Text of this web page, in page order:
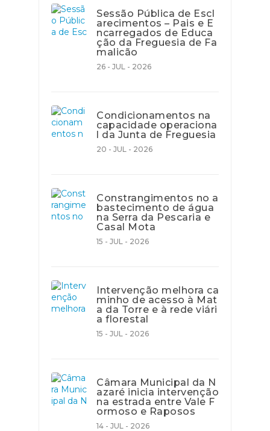
Sessão Pública de Escl
arecimentos – Pais e E
ncarregados de Educa
ção da Freguesia de Fa
malicão
26 - JUL - 2026
Condicionamentos na
capacidade operaciona
l da Junta de Freguesia
20 - JUL - 2026
Constrangimentos no a
bastecimento de água
na Serra da Pescaria e
Casal Mota
15 - JUL - 2026
Intervenção melhora ca
minho de acesso à Mat
a da Torre e à rede viári
a florestal
15 - JUL - 2026
Câmara Municipal da N
azaré inicia intervenção
na estrada entre Vale F
ormoso e Raposos
14 - JUL - 2026